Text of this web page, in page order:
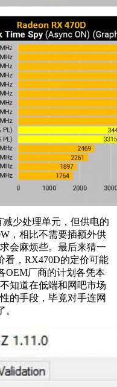
少处理单元，但供电的
，相比不需要插额外供
会麻烦些。最后来猜一
看，RX470D的定价可能
OEM厂商的计划各凭本
知道在低端和网吧市场
的手段，毕竟对手连网